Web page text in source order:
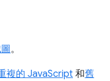
。
複的 JavaScript 和舊